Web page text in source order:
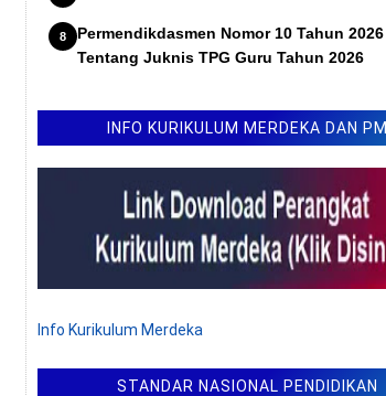
Permendikdasmen Nomor 10 Tahun 2026
Tentang Juknis TPG Guru Tahun 2026
INFO KURIKULUM MERDEKA DAN PM
Info Kurikulum Merdeka
STANDAR NASIONAL PENDIDIKAN